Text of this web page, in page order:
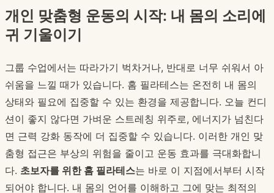
개인 맞춤형 운동의 시작: 내 몸의 소리에
귀 기울이기
그룹 수업에서는 따라가기 벅차거나, 반대로 너무 쉬워서 아
쉬움을 느낄 때가 있습니다. 홈 필라테스는 온전히 내 몸의
상태와 필요에 집중할 수 있는 환경을 제공합니다. 오늘 컨디
션이 좋지 않다면 가벼운 스트레칭 위주로, 에너지가 넘친다
면 근력 강화 동작에 더 집중할 수 있습니다. 이러한 개인 맞
춤형 접근은 부상의 위험을 줄이고 운동 효과를 극대화합니
다. 초보자를 위한 홈 필라테스는 바로 이 지점에서부터 시작
되어야 합니다. 내 몸의 언어를 이해하고 그에 맞는 최적의